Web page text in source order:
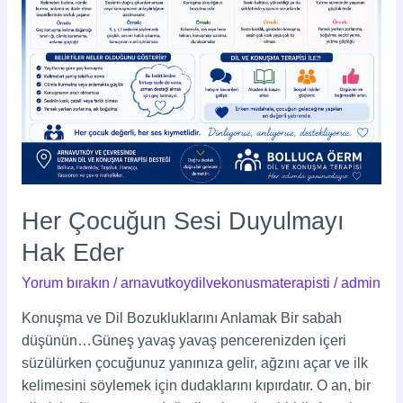
Her Çocuğun Sesi Duyulmayı
Hak Eder
Yorum bırakın /arnavutkoydilvekonusmaterapisti /admin
Konuşma ve Dil Bozukluklarını Anlamak Bir sabah
düşünün…Güneş yavaş yavaş pencerenizden içeri
süzülürken çocuğunuz yanınıza gelir, ağzını açar ve ilk
kelimesini söylemek için dudaklarını kıpırdatır. O an, bir